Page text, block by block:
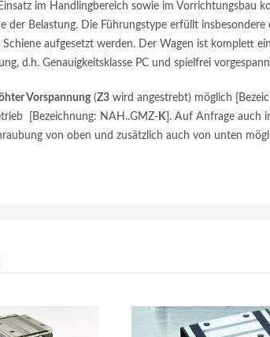
im Handlingbereich sowie im
der Belastung. Die Führungstype erfüllt
aufgesetzt werden. Der Wagen ist komplett
d.h. Genauigkeitsklasse PC und spielfrei
Vorspannung(Z3 wird angestrebt) möglich
[Bezeichnung: NAH..GMZ- K ]. Auf Anfrage auch
von oben und zusätzlich auch von unten